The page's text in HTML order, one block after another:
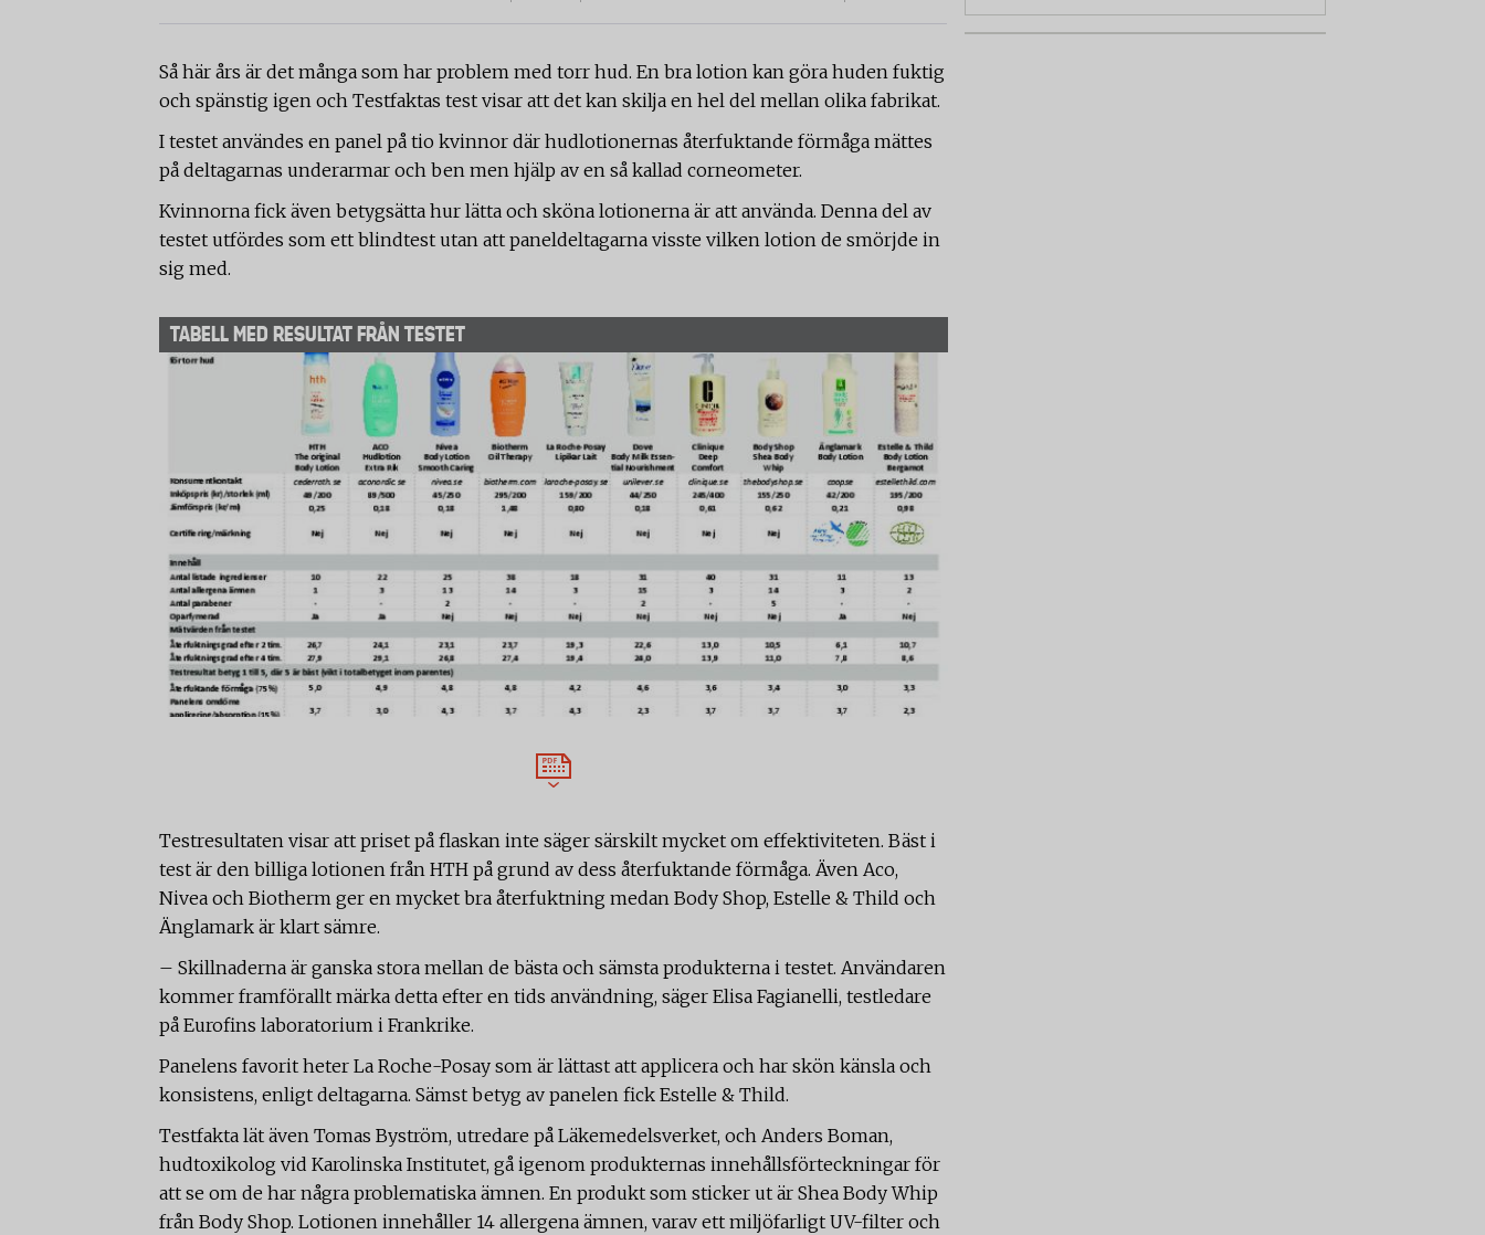
Så här års är det många som har problem med torr hud. En bra lotion kan göra huden fuktig
och spänstig igen och Testfaktas test visar att det kan skilja en hel del mellan olika fabrikat.
I testet användes en panel på tio kvinnor där hudlotionernas återfuktande förmåga mättes
på deltagarnas underarmar och ben men hjälp av en så kallad corneometer.
Kvinnorna fick även betygsätta hur lätta och sköna lotionerna är att använda. Denna del av
testet utfördes som ett blindtest utan att paneldeltagarna visste vilken lotion de smörjde in
sig med.
TABELL MED RESULTAT FRÅN TESTET
Testresultaten visar att priset på flaskan inte säger särskilt mycket om effektiviteten. Bäst i
test är den billiga lotionen från HTH på grund av dess återfuktande förmåga. Även Aco,
Nivea och Biotherm ger en mycket bra återfuktning medan Body Shop, Estelle & Thild och
Änglamark är klart sämre.
– Skillnaderna är ganska stora mellan de bästa och sämsta produkterna i testet. Användaren
kommer framförallt märka detta efter en tids användning, säger Elisa Fagianelli, testledare
på Eurofins laboratorium i Frankrike.
Panelens favorit heter La Roche-Posay som är lättast att applicera och har skön känsla och
konsistens, enligt deltagarna. Sämst betyg av panelen fick Estelle & Thild.
Testfakta lät även Tomas Byström, utredare på Läkemedelsverket, och Anders Boman,
hudtoxikolog vid Karolinska Institutet, gå igenom produkternas innehållsförteckningar för
att se om de har några problematiska ämnen. En produkt som sticker ut är Shea Body Whip
från Body Shop. Lotionen innehåller 14 allergena ämnen, varav ett miljöfarligt UV-filter och